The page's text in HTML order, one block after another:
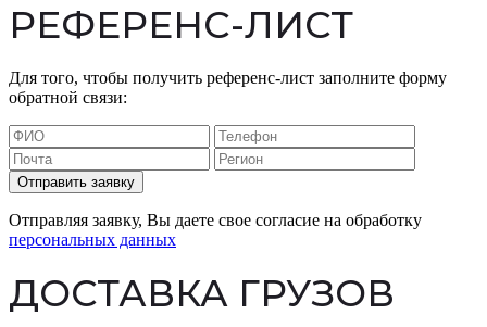
РЕФЕРЕНС-ЛИСТ
Для того, чтобы получить референс-лист заполните форму
обратной связи:
Отправить заявку
Отправляя заявку, Вы даете свое согласие на обработку
персональных данных
ДОСТАВКА ГРУЗОВ